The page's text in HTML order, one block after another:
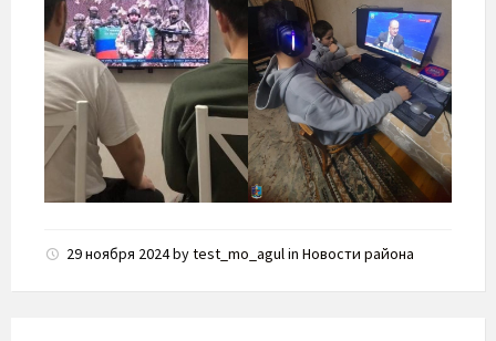
29 ноября 2024bytest_mo_agulin Новости района